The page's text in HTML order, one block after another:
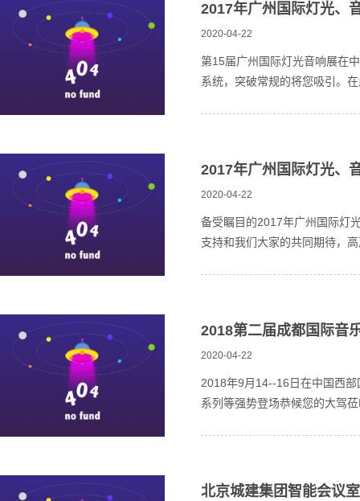
2017年广州国际灯光、
2020-04-22
第15届广州国际灯光音响展在
系统，突破常规的将您吸引。
2017年广州国际灯光、
2020-04-22
备受瞩目的2017年广州国际灯
支持和我们大家的共同期待，
2018第二届成都国际音
2020-04-22
2018年9月14--16日在中国西
系列等强势登场恭候您的大驾
北京城建集团智能会议室